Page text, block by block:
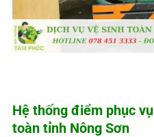
Hệ thống điểm phục vụ
toàn tỉnh Nông Sơn